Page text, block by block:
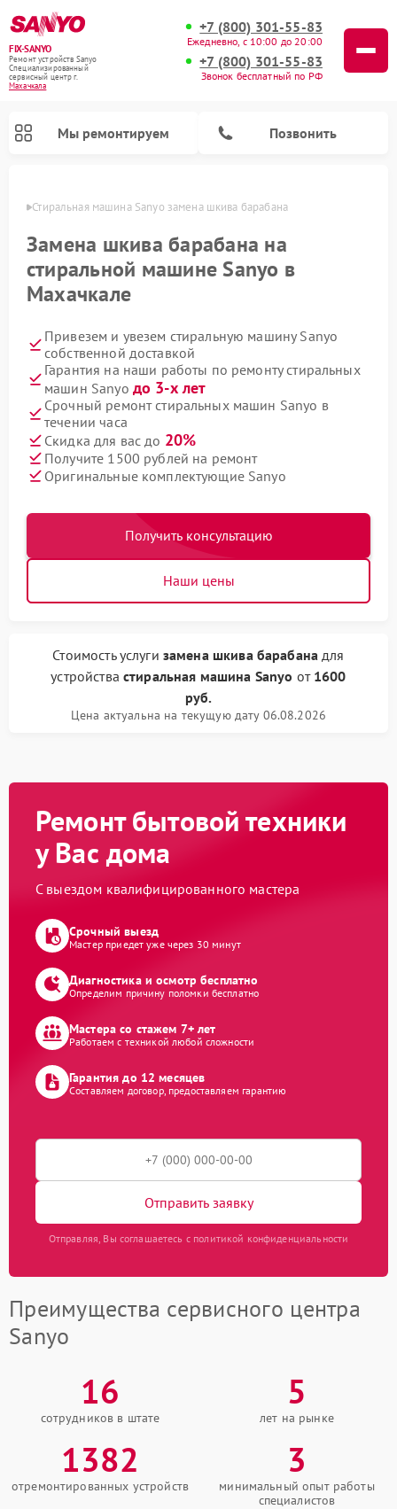
FIX-SANYO
Ремонт устройств Sanyo
Специализированный
cервисный центр г.
Махачкала
+7 (800) 301-55-83
Ежедневно, с 10:00 до 20:00
+7 (800) 301-55-83
Звонок бесплатный по РФ
Мы ремонтируем Позвонить
Стиральная машина Sanyo замена шкива барабана
Замена шкива барабана на
стиральной машине Sanyo в
Махачкале
Привезем и увезем стиральную машину Sanyo
собственной доставкой
Гарантия на наши работы по ремонту стиральных
машин Sanyo до 3-х лет
Срочный ремонт стиральных машин Sanyo в
течении часа
Скидка для вас до 20%
Получите 1500 рублей на ремонт
Оригинальные комплектующие Sanyo
Получить консультацию
Наши цены
Стоимость услуги замена шкива барабана для
устройства стиральная машина Sanyo от 1600
руб.
Цена актуальна на текущую дату 06.08.2026
Ремонт бытовой техники
у Вас дома
С выездом квалифицированного мастера
Срочный выезд
Мастер приедет уже через 30 минут
Диагностика и осмотр бесплатно
Определим причину поломки бесплатно
Мастера со стажем 7+ лет
Работаем с техникой любой сложности
Гарантия до 12 месяцев
Составляем договор, предоставляем гарантию
Отправить заявку
Отправляя, Вы соглашаетесь с политикой конфиденциальности
Преимущества сервисного центра
Sanyo
16
сотрудников в штате
5
лет на рынке
1382
отремонтированных устройств
3
минимальный опыт работы
специалистов